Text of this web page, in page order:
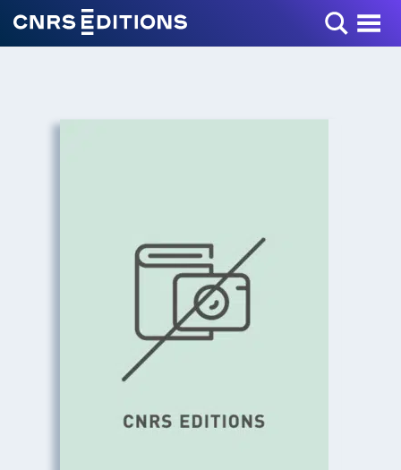
Toggle Menu